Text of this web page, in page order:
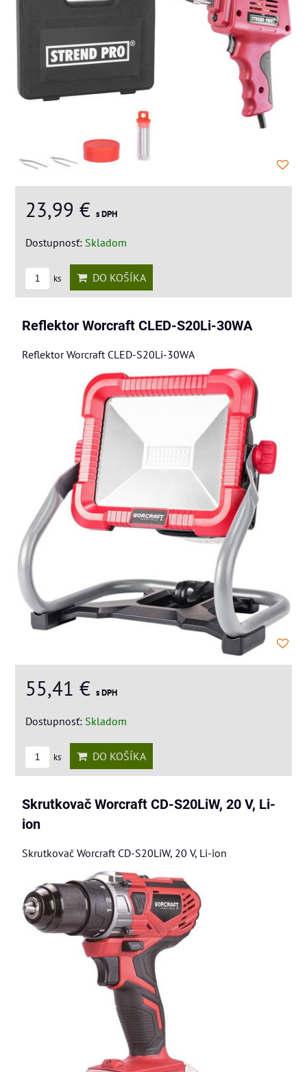
23,99 € s DPH
Dostupnosť: Skladom
ks DO KOŠÍKA
Reflektor Worcraft CLED-S20Li-30WA
Reflektor Worcraft CLED-S20Li-30WA
55,41 € s DPH
Dostupnosť: Skladom
ks DO KOŠÍKA
Skrutkovač Worcraft CD-S20LiW, 20 V, Li-
ion
Skrutkovač Worcraft CD-S20LiW, 20 V, Li-ion